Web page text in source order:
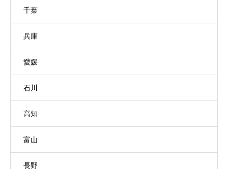
千葉
兵庫
愛媛
石川
高知
富山
長野